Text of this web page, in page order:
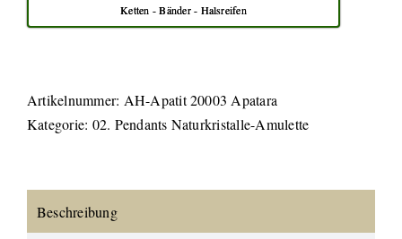
Ketten - Bänder - Halsreifen
Artikelnummer: AH-Apatit 20003 Apatara
Kategorie: 02. Pendants Naturkristalle-Amulette
Beschreibung